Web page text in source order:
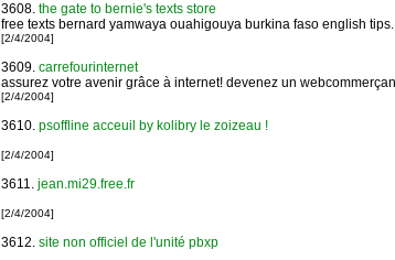
3608. the gate to bernie's texts store
free texts bernard yamwaya ouahigouya burkina faso english tips.
[2/4/2004]
3609. carrefourinternet
assurez votre avenir grâce à internet! devenez un
[2/4/2004]
3610. psoffline acceuil by kolibry le zoizeau !
[2/4/2004]
3611. jean.mi29.free.fr
[2/4/2004]
3612. site non officiel de l'unité pbxp